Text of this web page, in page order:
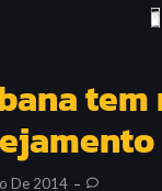
De 2014